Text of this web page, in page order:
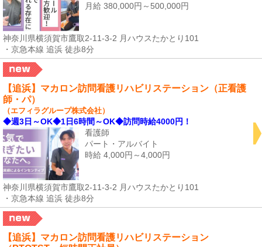
月給 380,000円～500,000円
神奈川県横須賀市鷹取2-11-3-2 月ハウスたかとり101
・京急本線 追浜 徒歩8分
【追浜】マカロン訪問看護リハビリステーション（正看護
師・パ）
（エフィラグループ株式会社）
◆週3日～OK◆1日6時間～OK◆訪問時給4000円！
看護師
パート・アルバイト
時給 4,000円～4,000円
神奈川県横須賀市鷹取2-11-3-2 月ハウスたかとり101
・京急本線 追浜 徒歩8分
【追浜】マカロン訪問看護リハビリステーション